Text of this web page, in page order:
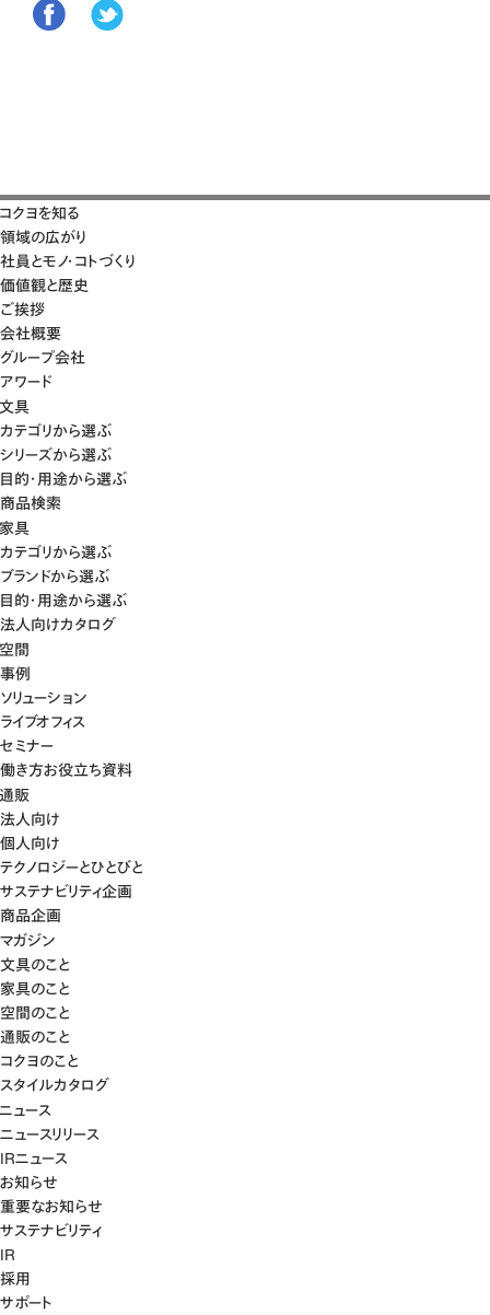
コクヨを知る
領域の広がり
社員とモノ・コトづくり
価値観と歴史
ご挨拶
会社概要
グループ会社
アワード
文具
カテゴリから選ぶ
シリーズから選ぶ
目的・用途から選ぶ
商品検索
家具
カテゴリから選ぶ
ブランドから選ぶ
目的・用途から選ぶ
法人向けカタログ
空間
事例
ソリューション
ライブオフィス
セミナー
働き方お役立ち資料
通販
法人向け
個人向け
テクノロジーとひとびと
サステナビリティ企画
商品企画
マガジン
文具のこと
家具のこと
空間のこと
通販のこと
コクヨのこと
スタイルカタログ
ニュース
ニュースリリース
IRニュース
お知らせ
重要なお知らせ
サステナビリティ
IR
採用
サポート